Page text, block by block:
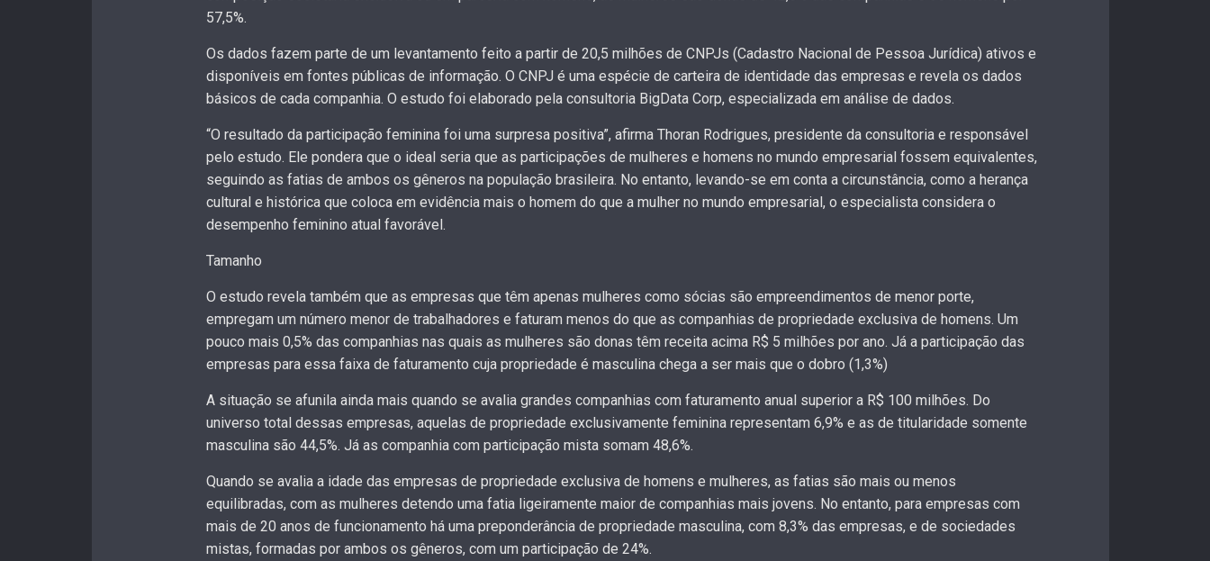
57,5%.
Os dados fazem parte de um levantamento feito a partir de 20,5 milhões de CNPJs (Cadastro Nacional de Pessoa Jurídica) ativos e
disponíveis em fontes públicas de informação. O CNPJ é uma espécie de carteira de identidade das empresas e revela os dados
básicos de cada companhia. O estudo foi elaborado pela consultoria BigData Corp, especializada em análise de dados.
“O resultado da participação feminina foi uma surpresa positiva”, afirma Thoran Rodrigues, presidente da consultoria e responsável
pelo estudo. Ele pondera que o ideal seria que as participações de mulheres e homens no mundo empresarial fossem equivalentes,
seguindo as fatias de ambos os gêneros na população brasileira. No entanto, levando-se em conta a circunstância, como a herança
cultural e histórica que coloca em evidência mais o homem do que a mulher no mundo empresarial, o especialista considera o
desempenho feminino atual favorável.
Tamanho
O estudo revela também que as empresas que têm apenas mulheres como sócias são empreendimentos de menor porte,
empregam um número menor de trabalhadores e faturam menos do que as companhias de propriedade exclusiva de homens. Um
pouco mais 0,5% das companhias nas quais as mulheres são donas têm receita acima R$ 5 milhões por ano. Já a participação das
empresas para essa faixa de faturamento cuja propriedade é masculina chega a ser mais que o dobro (1,3%)
A situação se afunila ainda mais quando se avalia grandes companhias com faturamento anual superior a R$ 100 milhões. Do
universo total dessas empresas, aquelas de propriedade exclusivamente feminina representam 6,9% e as de titularidade somente
masculina são 44,5%. Já as companhia com participação mista somam 48,6%.
Quando se avalia a idade das empresas de propriedade exclusiva de homens e mulheres, as fatias são mais ou menos
equilibradas, com as mulheres detendo uma fatia ligeiramente maior de companhias mais jovens. No entanto, para empresas com
mais de 20 anos de funcionamento há uma preponderância de propriedade masculina, com 8,3% das empresas, e de sociedades
mistas, formadas por ambos os gêneros, com um participação de 24%.